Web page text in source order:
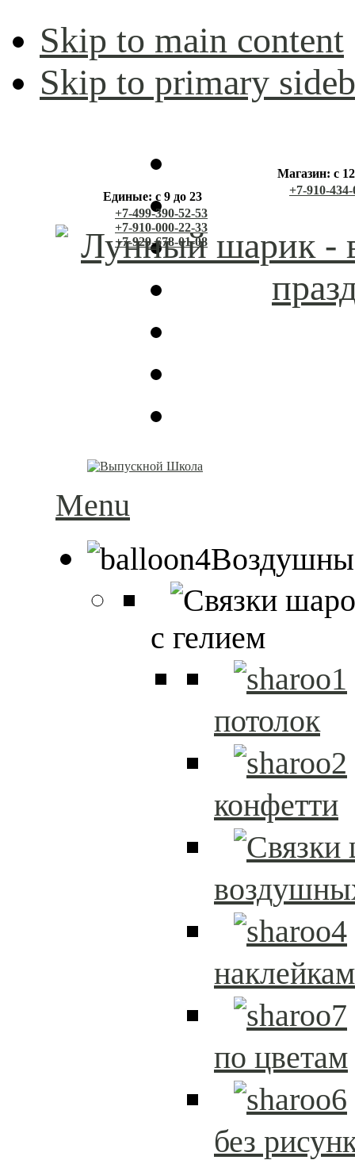
Skip to main content
Skip to primary
Единые: с 9 до 23
+7-499-390-52-53
+7-910-000-22-33
+7-929-678-01-08
Магазин: с
+7-910-
Menu
с гелием
потолок
конфетти
по цветам
без